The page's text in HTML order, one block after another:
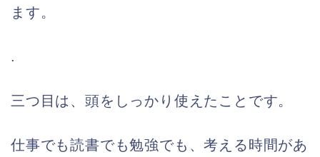
ます。
.
三つ目は、頭をしっかり使えたことです。
仕事でも読書でも勉強でも、考える時間があ